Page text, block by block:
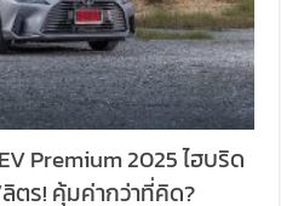
Premium 2025 ไฮบริด
ตร! คุ้มค่ากว่าที่คิด?